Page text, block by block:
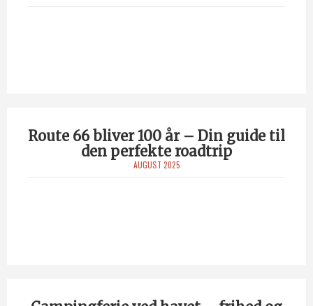
Route 66 bliver 100 år – Din guide til
den perfekte roadtrip
AUGUST 2025